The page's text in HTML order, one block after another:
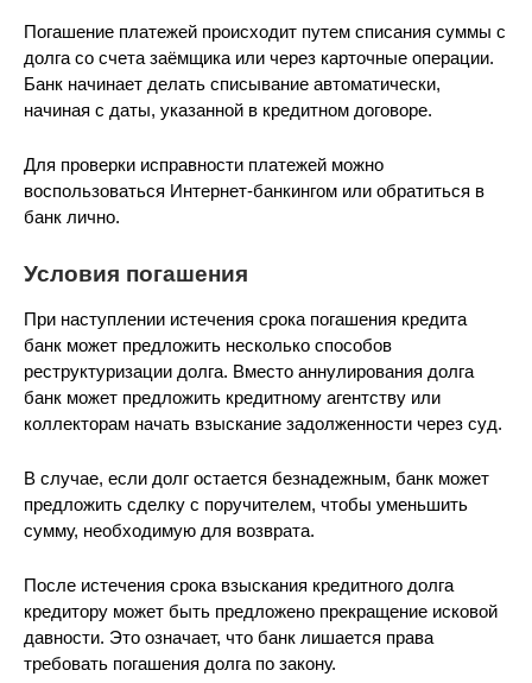
Погашение платежей происходит путем списания суммы с
долга со счета заёмщика или через карточные операции.
Банк начинает делать списывание автоматически,
начиная с даты, указанной в кредитном договоре.
Для проверки исправности платежей можно
воспользоваться Интернет-банкингом или обратиться в
банк лично.
Условия погашения
При наступлении истечения срока погашения кредита
банк может предложить несколько способов
реструктуризации долга. Вместо аннулирования долга
банк может предложить кредитному агентству или
коллекторам начать взыскание задолженности через суд.
В случае, если долг остается безнадежным, банк может
предложить сделку с поручителем, чтобы уменьшить
сумму, необходимую для возврата.
После истечения срока взыскания кредитного долга
кредитору может быть предложено прекращение исковой
давности. Это означает, что банк лишается права
требовать погашения долга по закону.